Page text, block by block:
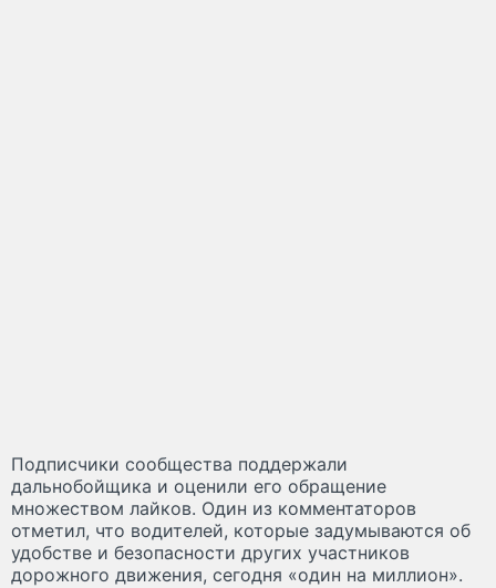
Подписчики сообщества поддержали
дальнобойщика и оценили его обращение
множеством лайков. Один из комментаторов
отметил, что водителей, которые задумываются об
удобстве и безопасности других участников
дорожного движения, сегодня «один на миллион».